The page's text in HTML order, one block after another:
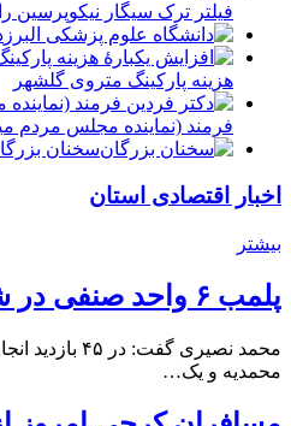
فیلتر ترک سیگار نیکوپرسین
هزینه پارکینگ متروی گلشهر
فرمند (نماينده مجلس مردم
سخنان
اخبار اقتصادی استان
بیشتر
پلمب ۶ واحد صنفی در شهرستان البرز
محمدیه و یک…